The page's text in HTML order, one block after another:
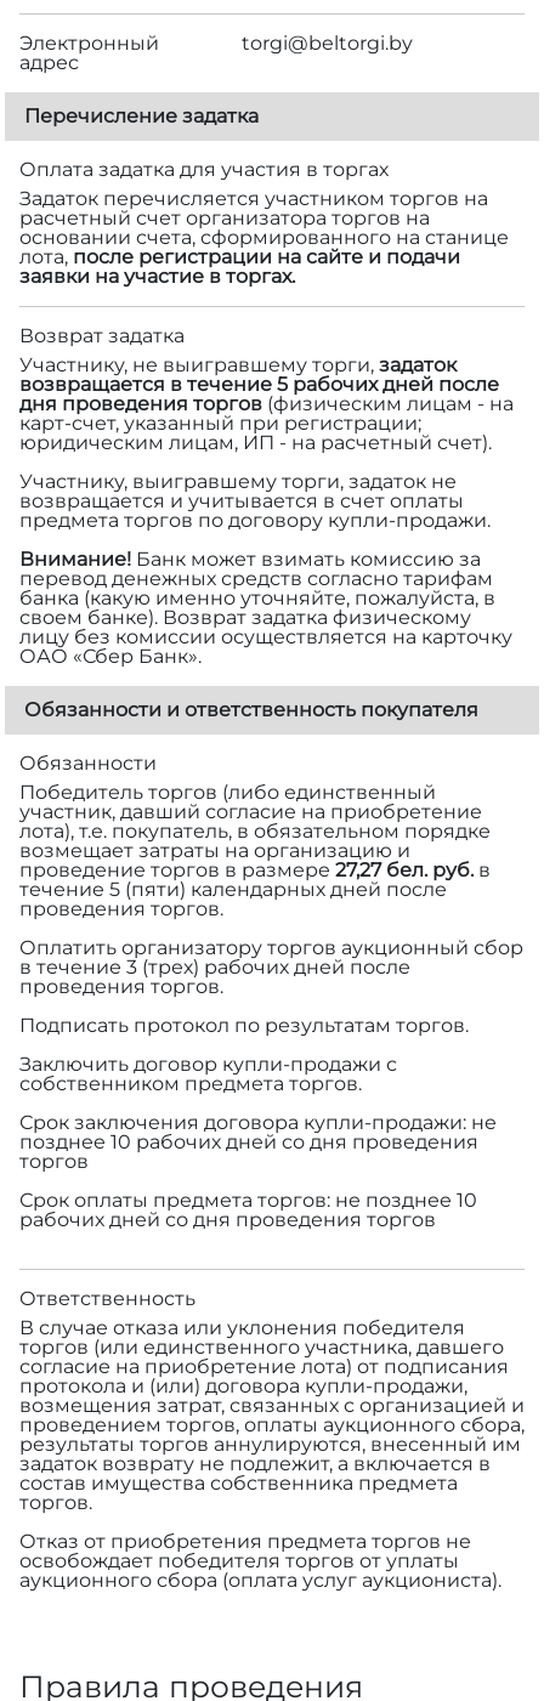
Электронный
адрес
torgi@beltorgi.by
Перечисление задатка
Оплата задатка для участия в торгах
Задаток перечисляется участником торгов на
расчетный счет организатора торгов на
основании счета, сформированного на станице
лота, после регистрации на сайте и подачи
заявки на участие в торгах.
Возврат задатка
Участнику, не выигравшему торги, задаток
возвращается в течение 5 рабочих дней после
дня проведения торгов (физическим лицам - на
карт-счет, указанный при регистрации;
юридическим лицам, ИП - на расчетный счет).
Участнику, выигравшему торги, задаток не
возвращается и учитывается в счет оплаты
предмета торгов по договору купли-продажи.
Внимание! Банк может взимать комиссию за
перевод денежных средств согласно тарифам
банка (какую именно уточняйте, пожалуйста, в
своем банке). Возврат задатка физическому
лицу без комиссии осуществляется на карточку
ОАО «Сбер Банк».
Обязанности и ответственность покупателя
Обязанности
Победитель торгов (либо единственный
участник, давший согласие на приобретение
лота), т.е. покупатель, в обязательном порядке
возмещает затраты на организацию и
проведение торгов в размере 27,27 бел. руб.в
течение 5 (пяти) календарных дней после
проведения торгов.
Оплатить организатору торгов аукционный сбор
в течение 3 (трех) рабочих дней после
проведения торгов.
Подписать протокол по результатам торгов.
Заключить договор купли-продажи с
собственником предмета торгов.
Срок заключения договора купли-продажи: не
позднее 10 рабочих дней со дня проведения
торгов
Срок оплаты предмета торгов: не позднее 10
рабочих дней со дня проведения торгов
Ответственность
В случае отказа или уклонения победителя
торгов (или единственного участника, давшего
согласие на приобретение лота) от подписания
протокола и (или) договора купли-продажи,
возмещения затрат, связанных с организацией и
проведением торгов, оплаты аукционного сбора,
результаты торгов аннулируются, внесенный им
задаток возврату не подлежит, а включается в
состав имущества собственника предмета
торгов.
Отказ от приобретения предмета торгов не
освобождает победителя торгов от уплаты
аукционного сбора (оплата услуг аукциониста).
Правила проведения